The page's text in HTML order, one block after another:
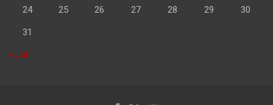
24 25 26 27 28 29 30
31
« Jul